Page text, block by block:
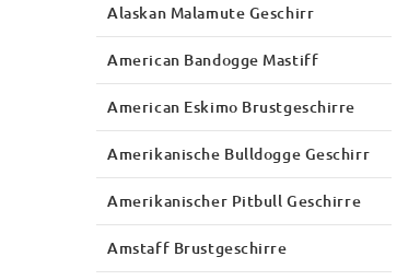
Alaskan Malamute Geschirr
American Bandogge Mastiff
American Eskimo Brustgeschirre
Amerikanische Bulldogge Geschirr
Amerikanischer Pitbull Geschirre
Amstaff Brustgeschirre